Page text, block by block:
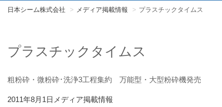
日本シーム株式会社 メディア掲載情報 プラスチックタイムス
プラスチックタイムス
粗粉砕・微粉砕･洗浄3工程集約 万能型・大型粉砕機発売
投
2011年8月1日 カ
メディア掲載情報